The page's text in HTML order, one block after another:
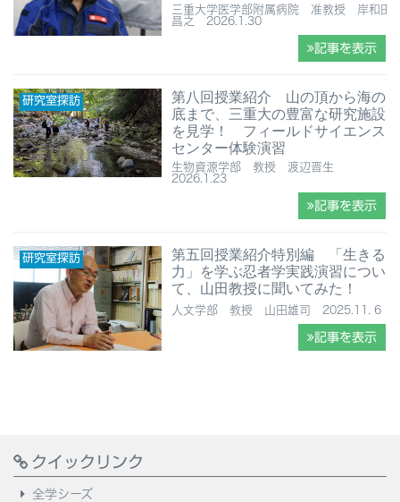
三重大学医学部附属病院 准教授 岸和田
昌之 2026.1.30
記事を表示
研究室探訪
第八回授業紹介 ⼭の頂から海の
底まで、三重大の豊富な研究施設
を見学！ フィールドサイエンス
センター体験演習
生物資源学部 教授 渡辺晋生
2026.1.23
記事を表示
研究室探訪
第五回授業紹介特別編 「生きる
力」を学ぶ忍者学実践演習につい
て、山田教授に聞いてみた！
人文学部 教授 山田雄司 2025.11. 6
記事を表示
クイックリンク
全学シーズ